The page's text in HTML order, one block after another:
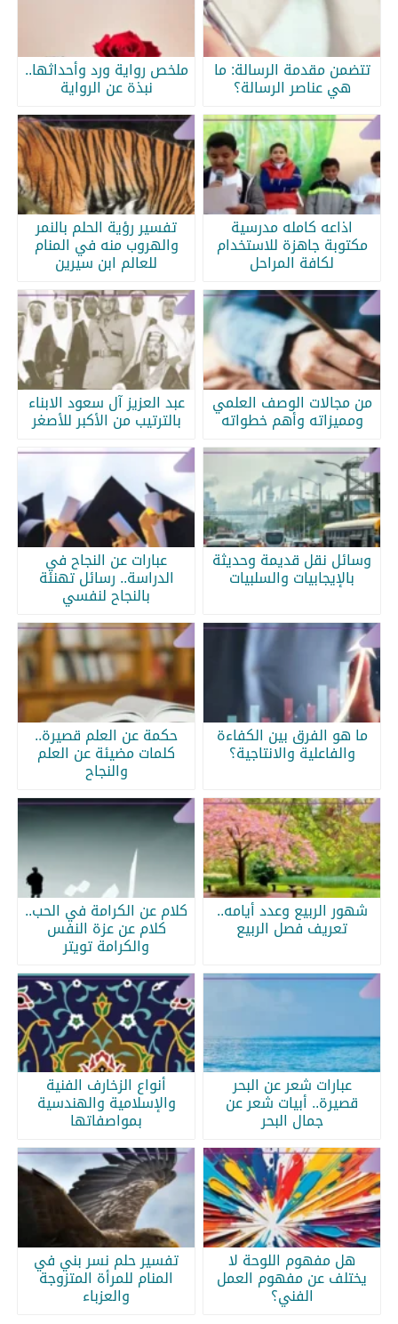
تتضمن مقدمة الرسالة: ما
هي عناصر الرسالة؟
ملخص رواية ورد وأحداثها..
نبذة عن الرواية
اذاعه كامله مدرسية
مكتوبة جاهزة للاستخدام
لكافة المراحل
تفسير رؤية الحلم بالنمر
والهروب منه في المنام
للعالم ابن سيرين
من مجالات الوصف العلمي
ومميزاته وأهم خطواته
عبد العزيز آل سعود الابناء
بالترتيب من الأكبر للأصغر
وسائل نقل قديمة وحديثة
بالإيجابيات والسلبيات
عبارات عن النجاح في
الدراسة.. رسائل تهنئة
بالنجاح لنفسي
ما هو الفرق بين الكفاءة
والفاعلية والانتاجية؟
حكمة عن العلم قصيرة..
كلمات مضيئة عن العلم
والنجاح
شهور الربيع وعدد أيامه..
تعريف فصل الربيع
كلام عن الكرامة في الحب..
كلام عن عزة النفس
والكرامة تويتر
عبارات شعر عن البحر
قصيرة.. أبيات شعر عن
جمال البحر
أنواع الزخارف الفنية
والإسلامية والهندسية
بمواصفاتها
هل مفهوم اللوحة لا
يختلف عن مفهوم العمل
الفني؟
تفسير حلم نسر بني في
المنام للمرأة المتزوجة
والعزباء